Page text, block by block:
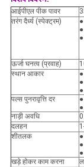
आईपीएल पीक पावर
तरंग दैर्ध्य (स्पेक्ट्रम)
ऊर्जा घनत्व (प्रवाह)
स्थान आकार
पल्स पुनरावृत्ति दर
नाड़ी अवधि
दलहन
शीतलक
खड़े होकर काम करना